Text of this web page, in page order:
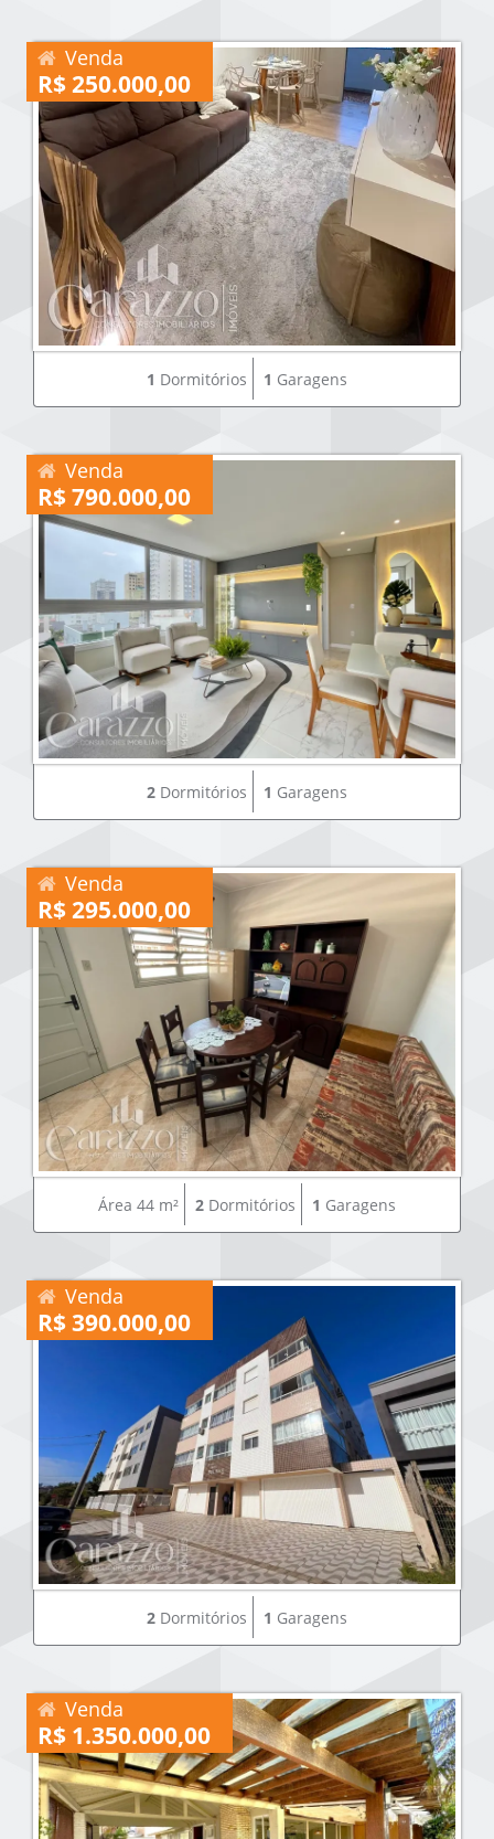
Venda
R$ 250.000,00
1 Dormitórios 1 Garagens
Venda
R$ 790.000,00
2 Dormitórios 1 Garagens
Venda
R$ 295.000,00
Área 44 m² 2 Dormitórios 1 Garagens
Venda
R$ 390.000,00
2 Dormitórios 1 Garagens
Venda
R$ 1.350.000,00